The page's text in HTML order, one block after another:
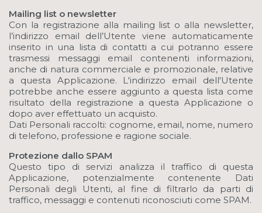
Mailing list o newsletter
Con la registrazione alla mailing list o alla newsletter,
l’indirizzo email dell’Utente viene automaticamente
inserito in una lista di contatti a cui potranno essere
trasmessi messaggi email contenenti informazioni,
anche di natura commerciale e promozionale, relative
a questa Applicazione. L'indirizzo email dell'Utente
potrebbe anche essere aggiunto a questa lista come
risultato della registrazione a questa Applicazione o
dopo aver effettuato un acquisto.
Dati Personali raccolti: cognome, email, nome, numero
di telefono, professione e ragione sociale.
Protezione dallo SPAM
Questo tipo di servizi analizza il traffico di questa
Applicazione, potenzialmente contenente Dati
Personali degli Utenti, al fine di filtrarlo da parti di
traffico, messaggi e contenuti riconosciuti come SPAM.